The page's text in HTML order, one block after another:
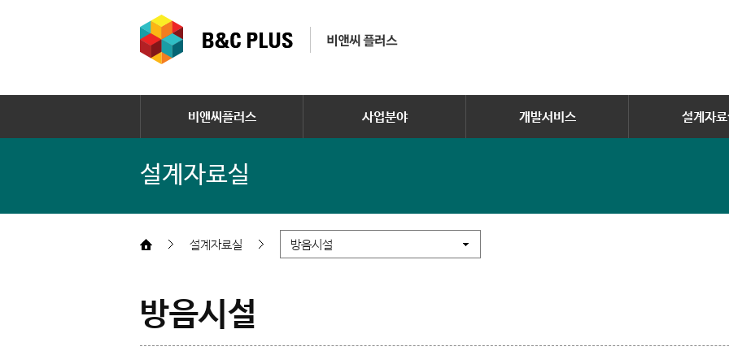
비앤씨플러스 사업분야 개발서비스 설계자
설계자료실
설계자료실 방음시설
방음시설